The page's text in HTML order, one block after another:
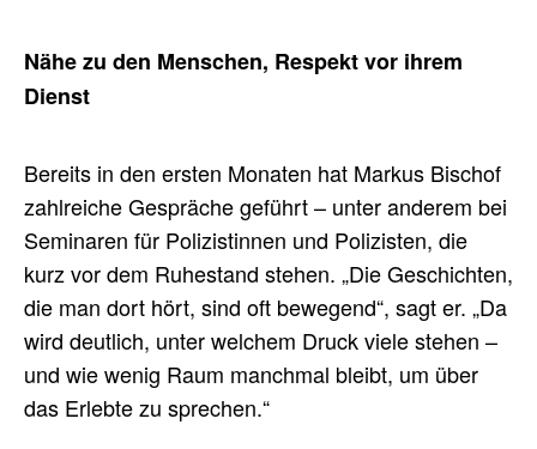
Nähe zu den Menschen, Respekt vor ihrem
Dienst
Bereits in den ersten Monaten hat Markus Bischof
zahlreiche Gespräche geführt – unter anderem bei
Seminaren für Polizistinnen und Polizisten, die
kurz vor dem Ruhestand stehen. „Die Geschichten,
die man dort hört, sind oft bewegend“, sagt er. „Da
wird deutlich, unter welchem Druck viele stehen –
und wie wenig Raum manchmal bleibt, um über
das Erlebte zu sprechen.“